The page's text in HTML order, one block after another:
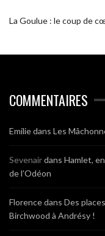
La Goulue : le coup de
COMMENTAIRES
Emiliedans Les
Sevenairdans Hamlet,
de l’Odéon
Florencedans Des
Birchwood à Andrésy !